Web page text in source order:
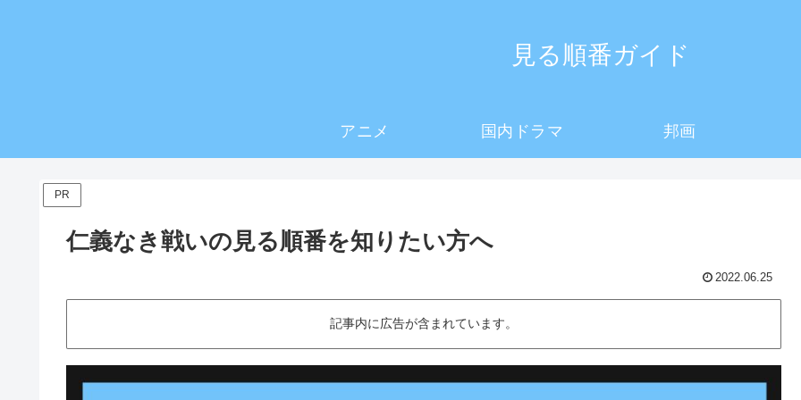
見る順番ガイド
アニメ 国内ドラマ 邦画
PR
仁義なき戦いの見る順番を知りたい方へ
2022.06.25
記事内に広告が含まれています。